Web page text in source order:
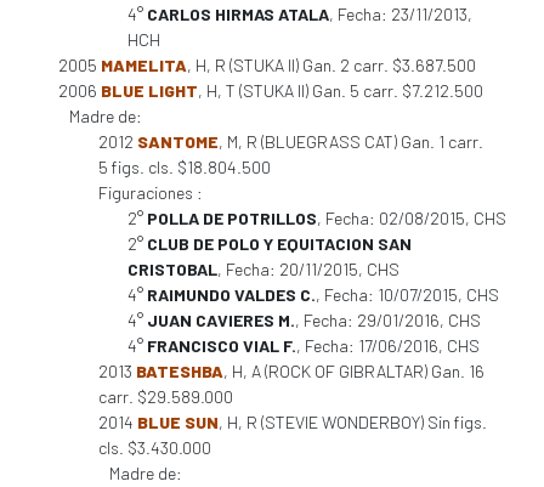
4° CARLOS HIRMAS ATALA, Fecha: 23/11/2013,
HCH
2005 MAMELITA, H, R (STUKA II) Gan. 2 carr. $3.687.500
2006 BLUE LIGHT, H, T (STUKA II) Gan. 5 carr. $7.212.500
Madre de:
2012 SANTOME, M, R (BLUEGRASS CAT) Gan. 1 carr.
5 figs. cls. $18.804.500
Figuraciones :
2° POLLA DE POTRILLOS, Fecha: 02/08/2015, CHS
2° CLUB DE POLO Y EQUITACION SAN
CRISTOBAL, Fecha: 20/11/2015, CHS
4° RAIMUNDO VALDES C., Fecha: 10/07/2015, CHS
4° JUAN CAVIERES M., Fecha: 29/01/2016, CHS
4° FRANCISCO VIAL F., Fecha: 17/06/2016, CHS
2013 BATESHBA, H, A (ROCK OF GIBRALTAR) Gan. 16
carr. $29.589.000
2014 BLUE SUN, H, R (STEVIE WONDERBOY) Sin figs.
cls. $3.430.000
Madre de: